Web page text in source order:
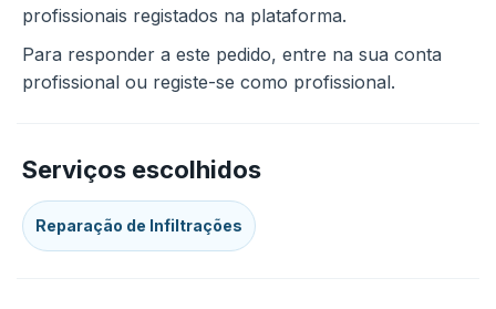
profissionais registados na plataforma.
Para responder a este pedido, entre na sua conta
profissional ou registe-se como profissional.
Serviços escolhidos
Reparação de Infiltrações